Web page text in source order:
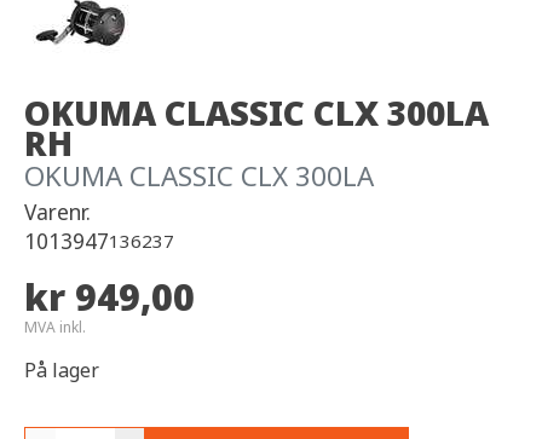
OKUMA CLASSIC CLX 300LA
RH
OKUMA CLASSIC CLX 300LA
Varenr.
1013947136237
kr 949,00
MVA inkl.
På lager